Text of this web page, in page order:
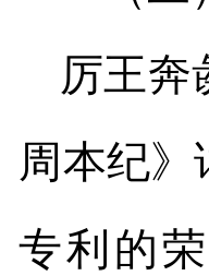
厉王奔
周本纪
专利的